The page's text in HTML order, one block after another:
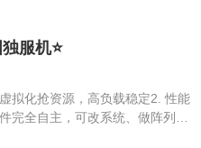
服机⭐️
拟化抢资源，高负载稳定2. 性能
完全自主，可改系统、做阵列、